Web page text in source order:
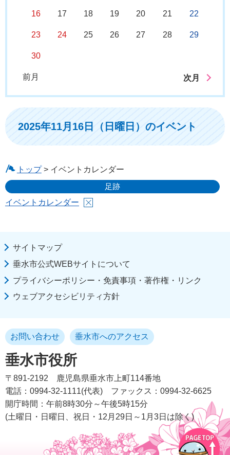
16 17 18 19 20 21 22
23 24 25 26 27 28 29
30
前月 次月
2025年11月16日（日曜日）のイベント
トップ> イベントカレンダー
足跡
イベントカレンダー
サイトマップ
垂水市公式WEBサイトについて
プライバシーポリシー・免責事項・著作権・リンク
ウェブアクセシビリティ方針
垂水市役所
お問い合わせ 垂水市へのアクセス
〒891-2192
鹿児島県垂水市上町114番地
電話：0994-32-1111(代表)
ファックス：0994-32-6625
開庁時間：午前8時30分～午後5時15分
(土曜日・日曜日、祝日・12月29日～1月3日は除く)